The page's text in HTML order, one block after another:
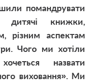
помандрувати
дитячі книжки,
різним аспектам
Чого ми хотіли
назвати
виховання». Ми